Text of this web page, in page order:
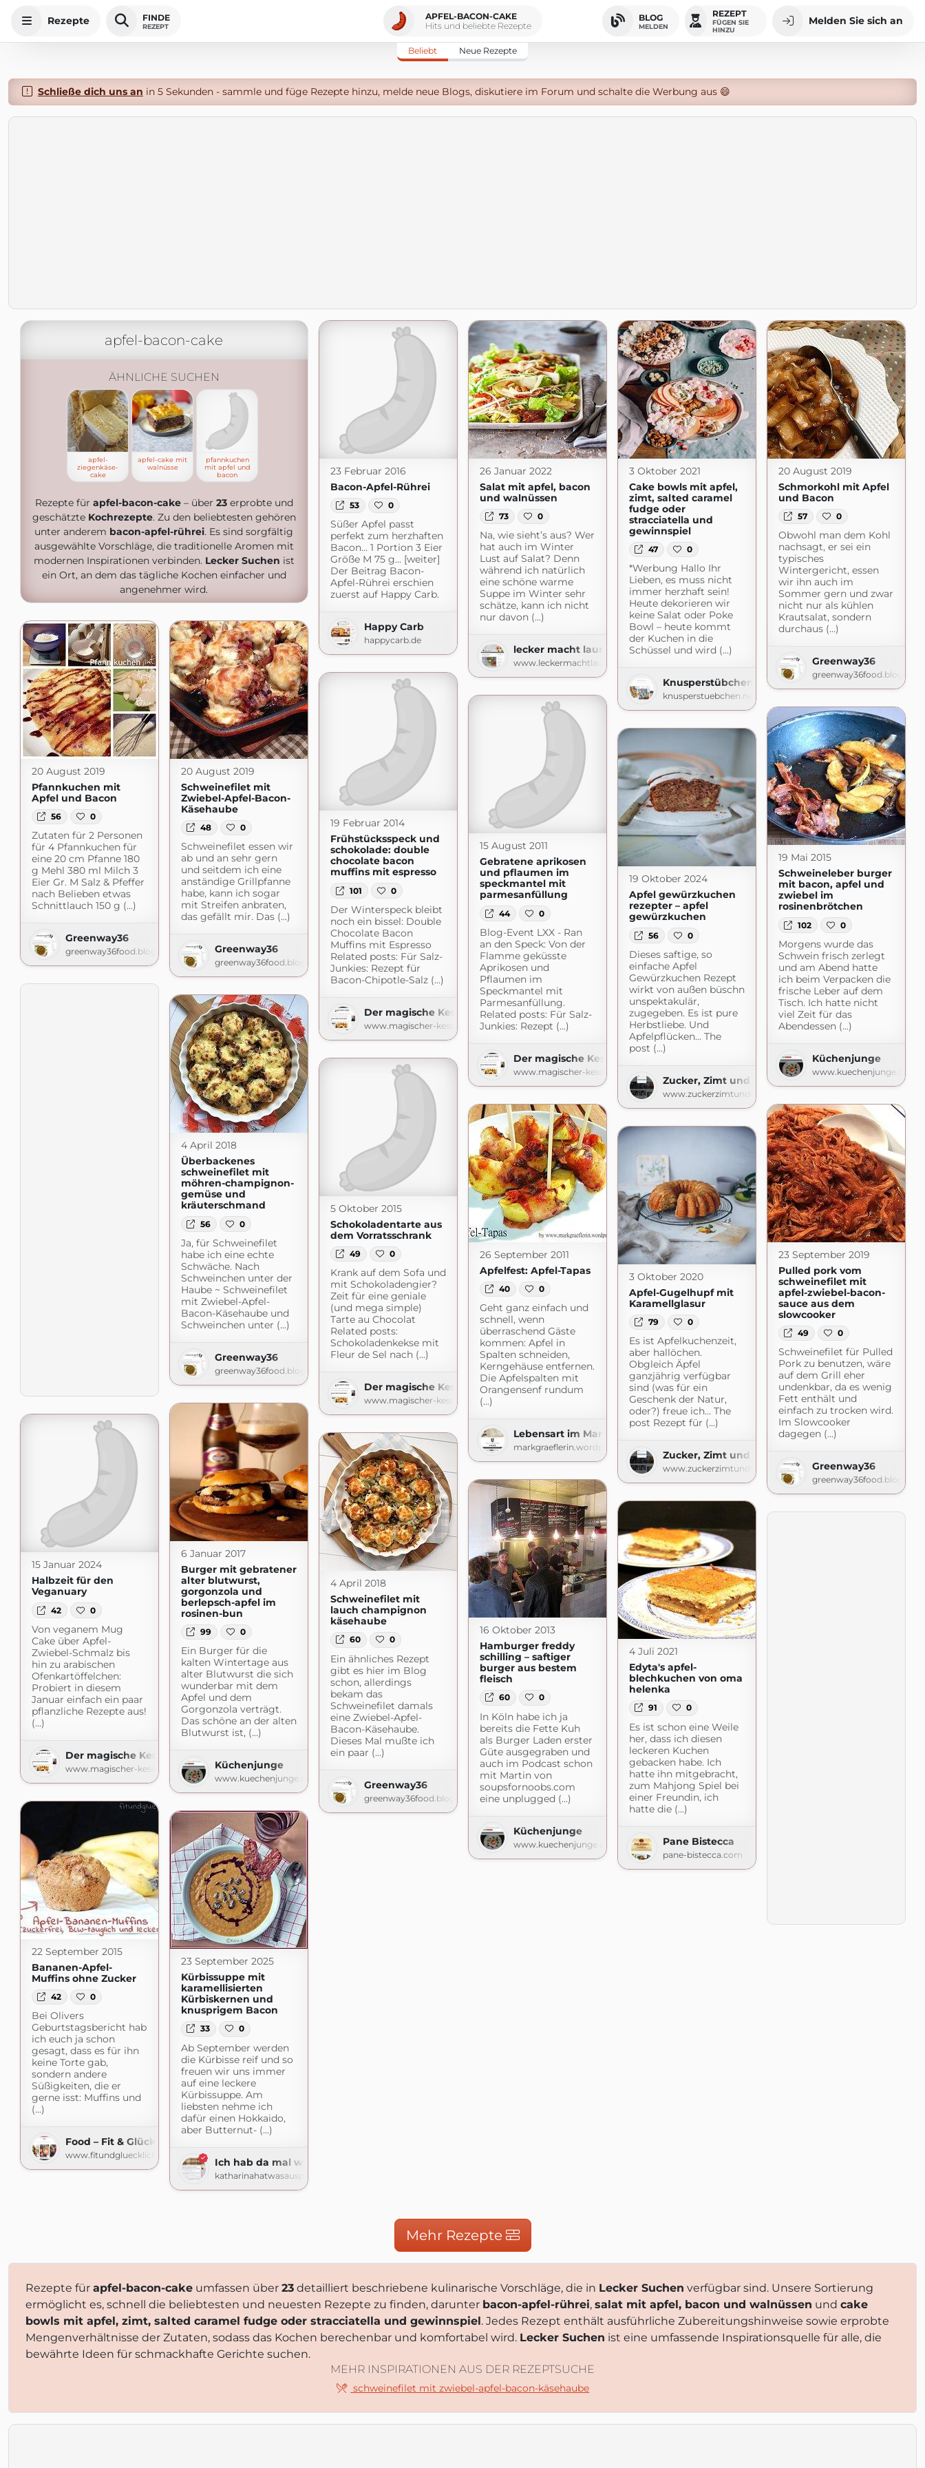
Rezepte FINDE
REZEPT
APFEL-BACON-CAKE
Hits und beliebte Rezepte
BLOG
MELDEN
REZEPT
FÜGEN SIE
HINZU
Melden Sie sich an
Beliebt Neue Rezepte
Schließe dich uns an in 5 Sekunden - sammle und füge Rezepte hinzu, melde neue Blogs, diskutiere im Forum und schalte die Werbung aus 😄
apfel-bacon-cake
ÄHNLICHE SUCHEN
apfel-
ziegenkäse-
cake
apfel-cake mit
walnüsse
pfannkuchen
mit apfel und
bacon
Rezepte für apfel-bacon-cake– über 23erprobte und
geschätzte Kochrezepte. Zu den beliebtesten gehören
unter anderem bacon-apfel-rührei. Es sind sorgfältig
ausgewählte Vorschläge, die traditionelle Aromen mit
modernen Inspirationen verbinden. Lecker Suchen ist
ein Ort, an dem das tägliche Kochen einfacher und
angenehmer wird.
23 Februar 2016
Bacon-Apfel-Rührei
53 0
Süßer Apfel passt
perfekt zum herzhaften
Bacon… 1 Portion 3 Eier
Größe M 75 g... [weiter]
Der Beitrag Bacon-
Apfel-Rührei erschien
zuerst auf Happy Carb.
Happy Carb
happycarb.de
26 Januar 2022
Salat mit apfel, bacon
und walnüssen
73 0
Na, wie sieht’s aus? Wer
hat auch im Winter
Lust auf Salat? Denn
während ich natürlich
eine schöne warme
Suppe im Winter sehr
schätze, kann ich nicht
nur davon (...)
lecker macht laune
www.leckermachtlaune.de
3 Oktober 2021
Cake bowls mit apfel,
zimt, salted caramel
fudge oder
stracciatella und
gewinnspiel
47 0
*Werbung Hallo Ihr
Lieben, es muss nicht
immer herzhaft sein!
Heute dekorieren wir
keine Salat oder Poke
Bowl – heute kommt
der Kuchen in die
Schüssel und wird (...)
Knusperstübchen
knusperstuebchen.net
20 August 2019
Schmorkohl mit Apfel
und Bacon
57 0
Obwohl man dem Kohl
nachsagt, er sei ein
typisches
Wintergericht, essen
wir ihn auch im
Sommer gern und zwar
nicht nur als kühlen
Krautsalat, sondern
durchaus (...)
Greenway36
20 August 2019
Pfannkuchen mit
Apfel und Bacon
56 0
Zutaten für 2 Personen
für 4 Pfannkuchen für
eine 20 cm Pfanne 180
g Mehl 380 ml Milch 3
Eier Gr. M Salz & Pfeffer
nach Belieben etwas
Schnittlauch 150 g (...)
Greenway36
greenway36food.blogspot.com
20 August 2019
Schweinefilet mit
Zwiebel-Apfel-Bacon-
Käsehaube
48 0
Schweinefilet essen wir
ab und an sehr gern
und seitdem ich eine
anständige Grillpfanne
habe, kann ich sogar
mit Streifen anbraten,
das gefällt mir. Das (...)
Greenway36
greenway36food.blogspot.com
19 Februar 2014
Frühstücksspeck und
schokolade: double
chocolate bacon
muffins mit espresso
101 0
Der Winterspeck bleibt
noch ein bissel: Double
Chocolate Bacon
Muffins mit Espresso
Related posts: Für Salz-
Junkies: Rezept für
Bacon-Chipotle-Salz (...)
Der magische Kessel
www.magischer-kessel.de
15 August 2011
Gebratene aprikosen
und pflaumen im
speckmantel mit
parmesanfüllung
44 0
Blog-Event LXX - Ran
an den Speck: Von der
Flamme geküsste
Aprikosen und
Pflaumen im
Speckmantel mit
Parmesanfüllung.
Related posts: Für Salz-
Junkies: Rezept (...)
Der magische Kessel
www.magischer-kessel.de
19 Mai 2015
Schweineleber burger
mit bacon, apfel und
zwiebel im
rosinenbrötchen
102 0
Morgens wurde das
Schwein frisch zerlegt
und am Abend hatte
ich beim Verpacken die
frische Leber auf dem
Tisch. Ich hatte nicht
viel Zeit für das
Abendessen (...)
Küchenjunge
www.kuechenjunge.com
19 Oktober 2024
Apfel gewürzkuchen
rezepter – apfel
gewürzkuchen
56 0
Dieses saftige, so
einfache Apfel
Gewürzkuchen Rezept
wirkt von außen büschn
unspektakulär,
zugegeben. Es ist pure
Herbstliebe. Und
Apfelpflücken… The
post (...)
Zucker, Zimt und Liebe
www.zuckerzimtundliebe.de
4 April 2018
Überbackenes
schweinefilet mit
möhren-champignon-
gemüse und
kräuterschmand
56 0
Ja, für Schweinefilet
habe ich eine echte
Schwäche. Nach
Schweinchen unter der
Haube ~ Schweinefilet
mit Zwiebel-Apfel-
Bacon-Käsehaube und
Schweinchen unter (...)
Greenway36
greenway36food.blogspot.com
5 Oktober 2015
Schokoladentarte aus
dem Vorratsschrank
49 0
Krank auf dem Sofa und
mit Schokoladengier?
Zeit für eine geniale
(und mega simple)
Tarte au Chocolat
Related posts:
Schokoladenkekse mit
Fleur de Sel nach (...)
Der magische Kessel
www.magischer-kessel.de
26 September 2011
Apfelfest: Apfel-Tapas
40 0
Geht ganz einfach und
schnell, wenn
überraschend Gäste
kommen: Apfel in
Spalten schneiden,
Kerngehäuse entfernen.
Die Apfelspalten mit
Orangensenf rundum
(...)
Lebensart im Markgräflerland
markgraeflerin.wordpress.com
23 September 2019
Pulled pork vom
schweinefilet mit
apfel-zwiebel-bacon-
sauce aus dem
slowcooker
49 0
Schweinefilet für Pulled
Pork zu benutzen, wäre
auf dem Grill eher
undenkbar, da es wenig
Fett enthält und
einfach zu trocken wird.
Im Slowcooker
dagegen (...)
Greenway36
3 Oktober 2020
Apfel-Gugelhupf mit
Karamellglasur
79 0
Es ist Apfelkuchenzeit,
aber hallöchen.
Obgleich Äpfel
ganzjährig verfügbar
sind (was für ein
Geschenk der Natur,
oder?) freue ich… The
post Rezept für (...)
Zucker, Zimt und Liebe
www.zuckerzimtundliebe.de
6 Januar 2017
Burger mit gebratener
alter blutwurst,
gorgonzola und
berlepsch-apfel im
rosinen-bun
99 0
Ein Burger für die
kalten Wintertage aus
alter Blutwurst die sich
wunderbar mit dem
Apfel und dem
Gorgonzola verträgt.
Das schöne an der alten
Blutwurst ist, (...)
Küchenjunge
www.kuechenjunge.com
15 Januar 2024
Halbzeit für den
Veganuary
42 0
Von veganem Mug
Cake über Apfel-
Zwiebel-Schmalz bis
hin zu arabischen
Ofenkartöffelchen:
Probiert in diesem
Januar einfach ein paar
pflanzliche Rezepte aus!
(...)
Der magische Kessel
www.magischer-kessel.de
4 April 2018
Schweinefilet mit
lauch champignon
käsehaube
60 0
Ein ähnliches Rezept
gibt es hier im Blog
schon, allerdings
bekam das
Schweinefilet damals
eine Zwiebel-Apfel-
Bacon-Käsehaube.
Dieses Mal mußte ich
ein paar (...)
Greenway36
greenway36food.blogspot.com
16 Oktober 2013
Hamburger freddy
schilling – saftiger
burger aus bestem
fleisch
60 0
In Köln habe ich ja
bereits die Fette Kuh
als Burger Laden erster
Güte ausgegraben und
auch im Podcast schon
mit Martin von
soupsfornoobs.com
eine unplugged (...)
Küchenjunge
www.kuechenjunge.com
4 Juli 2021
Edyta's apfel-
blechkuchen von oma
helenka
91 0
Es ist schon eine Weile
her, dass ich diesen
leckeren Kuchen
gebacken habe. Ich
hatte ihn mitgebracht,
zum Mahjong Spiel bei
einer Freundin, ich
hatte die (...)
Pane Bistecca
pane-bistecca.com
22 September 2015
Bananen-Apfel-
Muffins ohne Zucker
42 0
Bei Olivers
Geburtstagsbericht hab
ich euch ja schon
gesagt, dass es für ihn
keine Torte gab,
sondern andere
Süßigkeiten, die er
gerne isst: Muffins und
(...)
Food – Fit & Glücklich
www.fitundgluecklich.net
23 September 2025
Kürbissuppe mit
karamellisierten
Kürbiskernen und
knusprigem Bacon
33 0
Ab September werden
die Kürbisse reif und so
freuen wir uns immer
auf eine leckere
Kürbissuppe. Am
liebsten nehme ich
dafür einen Hokkaido,
aber Butternut- (...)
Ich hab da mal was ausprobiert
katharinahatwasausprobiert.blogspot.com
Mehr Rezepte
Rezepte für apfel-bacon-cake umfassen über 23 detailliert beschriebene kulinarische Vorschläge, die in Lecker Suchen verfügbar sind. Unsere Sortierung
ermöglicht es, schnell die beliebtesten und neuesten Rezepte zu finden, darunter bacon-apfel-rührei, salat mit apfel, bacon und walnüssen und cake
bowls mit apfel, zimt, salted caramel fudge oder stracciatella und gewinnspiel. Jedes Rezept enthält ausführliche Zubereitungshinweise sowie erprobte
Mengenverhältnisse der Zutaten, sodass das Kochen berechenbar und komfortabel wird. Lecker Suchen ist eine umfassende Inspirationsquelle für alle, die
bewährte Ideen für schmackhafte Gerichte suchen.
MEHR INSPIRATIONEN AUS DER REZEPTSUCHE
schweinefilet mit zwiebel-apfel-bacon-käsehaube